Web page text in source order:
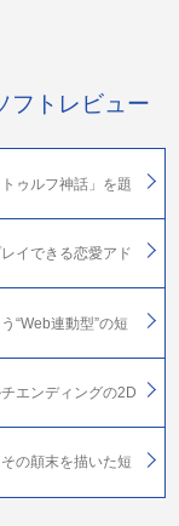
フトレビュー
ゥルフ神話」を題
イできる恋愛アド
“Web連動型”の短
エンディングの2D
の顛末を描いた短